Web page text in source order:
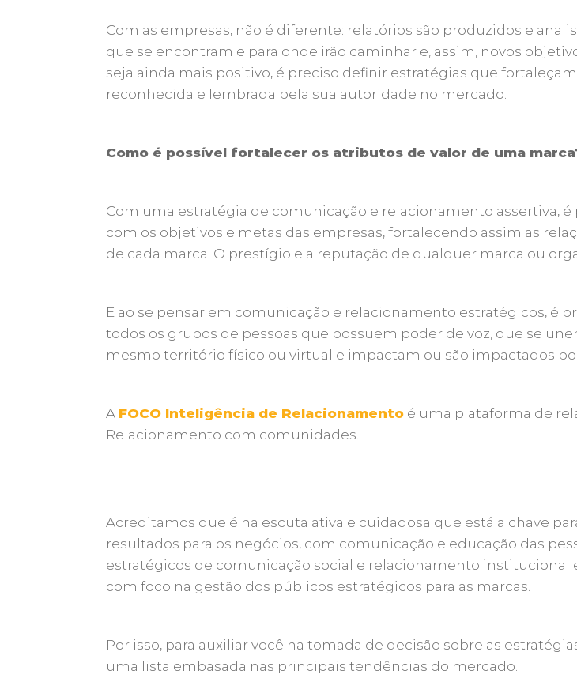
Com as empresas, não é diferente: relatórios são produzidos e
que se encontram e para onde irão caminhar e, assim, novos
seja ainda mais positivo, é preciso definir estratégias que
reconhecida e lembrada pela sua autoridade no mercado.
Como é possível fortalecer os atributos de valor de uma
Com uma estratégia de comunicação e relacionamento assertiva,
com os objetivos e metas das empresas, fortalecendo assim as
de cada marca. O prestígio e a reputação de qualquer marca ou
E ao se pensar em comunicação e relacionamento estratégicos, é
todos os grupos de pessoas que possuem poder de voz, que se
mesmo território físico ou virtual e impactam ou são impactados
A FOCO Inteligência de Relacionamento é uma plataforma de
Relacionamento com comunidades.
Acreditamos que é na escuta ativa e cuidadosa que está a chave
resultados para os negócios, com comunicação e educação das
estratégicos de comunicação social e relacionamento institucional
com foco na gestão dos públicos estratégicos para as marcas.
Por isso, para auxiliar você na tomada de decisão sobre as
uma lista embasada nas principais tendências do mercado.